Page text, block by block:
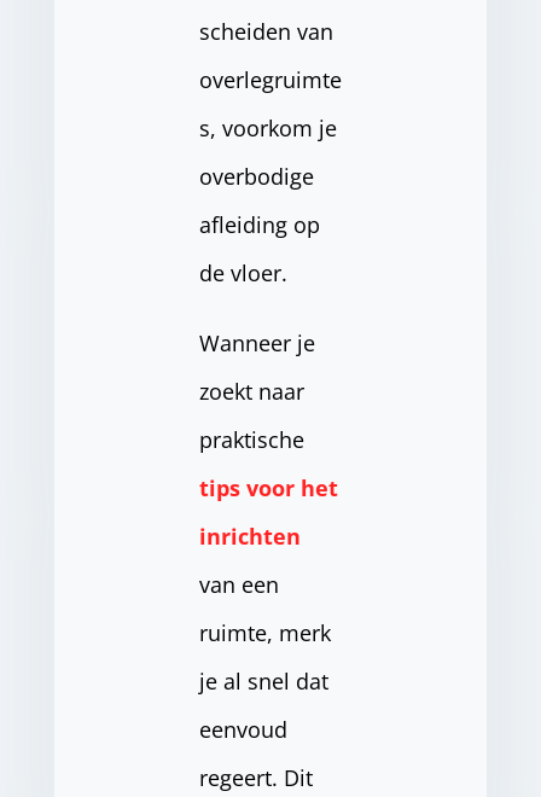
scheiden van
overlegruimte
s, voorkom je
overbodige
afleiding op
de vloer.
Wanneer je
zoekt naar
praktische
tips voor het
inrichten
van een
ruimte, merk
je al snel dat
eenvoud
regeert. Dit